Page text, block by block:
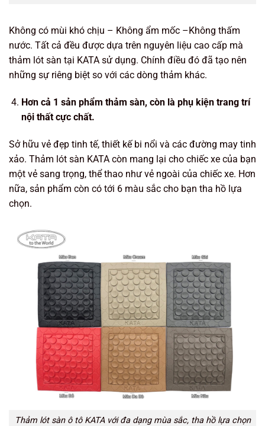
Không có mùi khó chịu – Không ẩm mốc –Không thấm
nước. Tất cả đều được dựa trên nguyên liệu cao cấp mà
thảm lót sàn tại KATA sử dụng. Chính điều đó đã tạo nên
những sự riêng biệt so với các dòng thảm khác.
Hơn cả 1 sản phẩm thảm sàn, còn là phụ kiện trang trí
nội thất cực chất.
Sở hữu vẻ đẹp tinh tế, thiết kế bi nổi và các đường may tinh
xảo. Thảm lót sàn KATA còn mang lại cho chiếc xe của bạn
một vẻ sang trọng, thể thao như vẻ ngoài của chiếc xe. Hơn
nữa, sản phẩm còn có tới 6 màu sắc cho bạn tha hồ lựa
chọn.
Thảm lót sàn ô tô KATA với đa dạng mùa sắc, tha hồ lựa chọn